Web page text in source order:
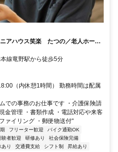
アハウス笑楽 たつの／老人ホーム
回取得できるのでプライベートも充
線竜野駅から徒歩5分
（内休憩1時間） 勤務時間は配属
での事務のお仕事です ・介護保険請
金管理 ・書類作成 ・電話対応や来客
ァイリング ・郵便物送付"
フリーター歓迎
バイク通勤OK
験者歓迎 研修あり
社会保険完備
あり 交通費支給 シフト制
昇給あり